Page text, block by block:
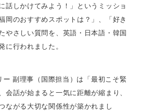
話しかけてみよう！」というミッショ
岡のおすすめスポットは？」、「好き
やさしい質問を、英語・日本語・韓国
に行われました。
副理事（国際担当）は「最初こそ緊
会話が始まると一気に距離が縮まり、
ながる大切な関係性が築かれまし